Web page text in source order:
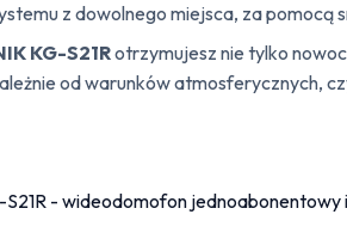
z dowolnego miejsca, za pomocą
KG-S21Rotrzymujesz nie tylko
od warunków atmosferycznych,